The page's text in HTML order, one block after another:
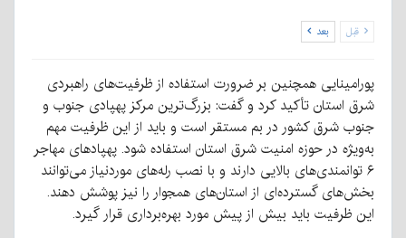
قبل بعد
پورامینایی همچنین بر ضرورت استفاده از ظرفیت‌های راهبردی
شرق استان تأکید کرد و گفت: بزرگ‌ترین مرکز پهپادی جنوب و
جنوب شرق کشور در بم مستقر است و باید از این ظرفیت مهم
به‌ویژه در حوزه امنیت شرق استان استفاده شود. پهپادهای مهاجر
۶ توانمندی‌های بالایی دارند و با نصب رله‌های موردنیاز می‌توانند
بخش‌های گسترده‌ای از استان‌های همجوار را نیز پوشش دهند.
این ظرفیت باید بیش از پیش مورد بهره‌برداری قرار گیرد.